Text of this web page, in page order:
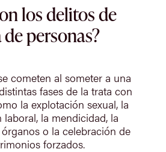
los delitos de
personas?
cometen al someter a una
fases de la trata con
la explotación sexual, la
laboral, la mendicidad, la
o la celebración de
forzados.